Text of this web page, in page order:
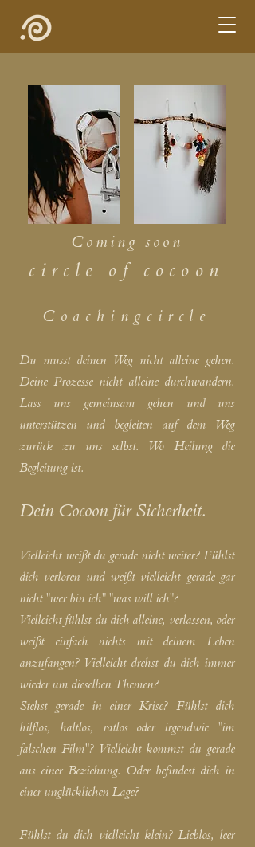
Coming soon
circle of cocoon
Coachingcircle
Du musst deinen Weg nicht alleine gehen.
Deine Prozesse nicht alleine durchwandern.
Lass uns gemeinsam gehen und uns
unterstützen und begleiten auf dem Weg
zurück zu uns selbst. Wo Heilung die
Begleitung ist.
Dein Cocoon für Sicherheit.
Vielleicht weißt du gerade nicht weiter? Fühlst
dich verloren und weißt vielleicht gerade gar
nicht "wer bin ich" "was will ich"?
Vielleicht fühlst du dich alleine, verlassen, oder
weißt einfach nichts mit deinem Leben
anzufangen? Vielleicht drehst du dich immer
wieder um dieselben Themen?
Stehst gerade in einer Krise? Fühlst dich
hilflos, haltlos, ratlos oder irgendwie "im
falschen Film"? Vielleicht kommst du gerade
aus einer Beziehung. Oder befindest dich in
einer unglücklichen Lage?
Fühlst du dich vielleicht klein? Lieblos, leer